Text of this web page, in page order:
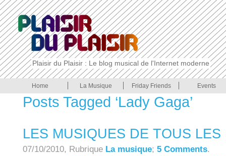
Plaisir du Plaisir : Le blog musical de l'Internet moderne
Home La Musique Friday Friends Events
Posts Tagged ‘Lady Gaga’
LES MUSIQUES DE TOUS LES
07/10/2010, Rubrique La musique; 5 Comments.